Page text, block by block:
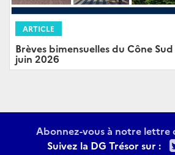
ARTICLE
Brèves bimensuelles du Cône
juin 2026
Abonnez-vous à notre
Suivez la DG Trésor sur :